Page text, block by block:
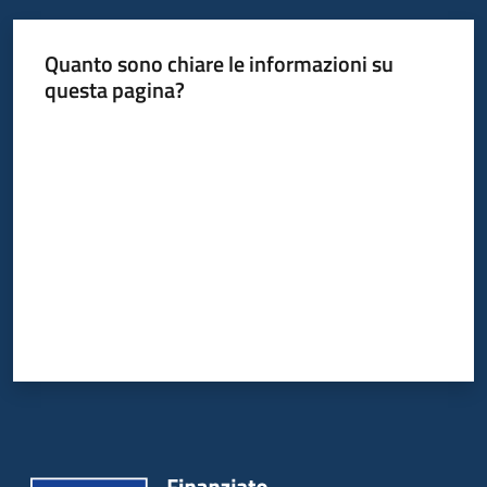
Servizi
Menu selezionato
Leggi
Atti
Agenzia
Seguici
Quanto sono chiare le informazioni su
questa pagina?